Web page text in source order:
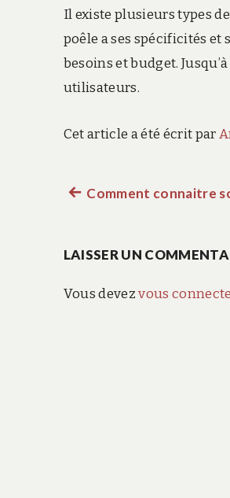
Il existe plusieurs types
poêle a ses spécificités et
besoins et budget.
utilisateurs.
Cet article a été écrit par
Navigation
de
l’article
Article
Comment connaitre
LAISSER UN
Vous devezvous